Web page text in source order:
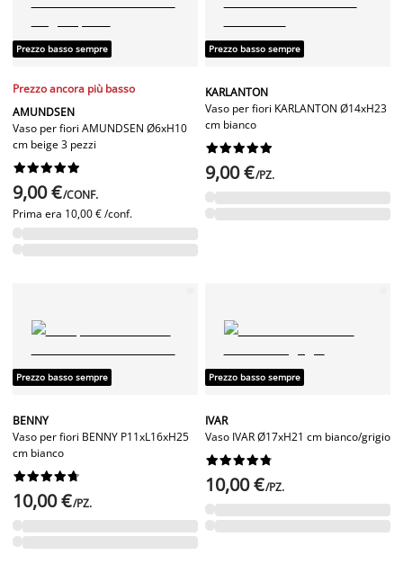
Prezzo basso sempre
Prezzo ancora più basso
AMUNDSEN
Vaso per fiori AMUNDSEN Ø6xH10
cm beige 3 pezzi






9,00 €/CONF.
Prima era 10,00 € /conf.
Prezzo basso sempre
KARLANTON
Vaso per fiori KARLANTON Ø14xH23
cm bianco






9,00 €/PZ.
Prezzo basso sempre
BENNY
Vaso per fiori BENNY P11xL16xH25
cm bianco






10,00 €/PZ.
Prezzo basso sempre
IVAR
Vaso IVAR Ø17xH21 cm bianco/grigio






10,00 €/PZ.